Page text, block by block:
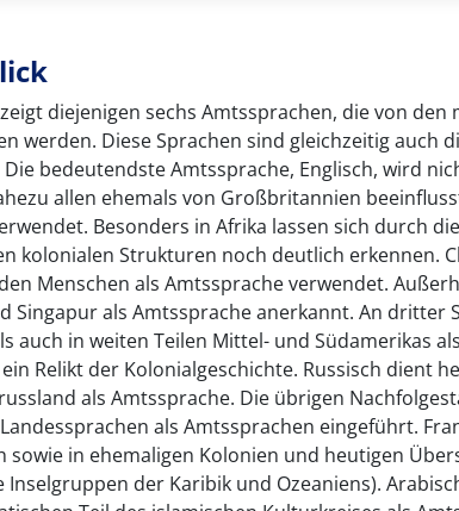
diejenigen sechs Amtssprachen, die von
werden. Diese Sprachen sind gleichzeitig auch
bedeutendste Amtssprache, Englisch, wird
allen ehemals von Großbritannien
Besonders in Afrika lassen sich durch
kolonialen Strukturen noch deutlich erkennen.
Menschen als Amtssprache verwendet.
Singapur als Amtssprache anerkannt. An dritter
auch in weiten Teilen Mittel- und Südamerikas
Relikt der Kolonialgeschichte. Russisch dient
als Amtssprache. Die übrigen
als Amtssprachen eingeführt.
sowie in ehemaligen Kolonien und heutigen
Inselgruppen der Karibik und Ozeaniens).